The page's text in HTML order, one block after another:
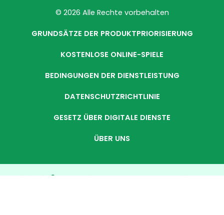
© 2026 Alle Rechte vorbehalten
GRUNDSÄTZE DER PRODUKTPRIORISIERUNG
KOSTENLOSE ONLINE-SPIELE
BEDINGUNGEN DER DIENSTLEISTUNG
DATENSCHUTZRICHTLINIE
GESETZ ÜBER DIGITALE DIENSTE
ÜBER UNS